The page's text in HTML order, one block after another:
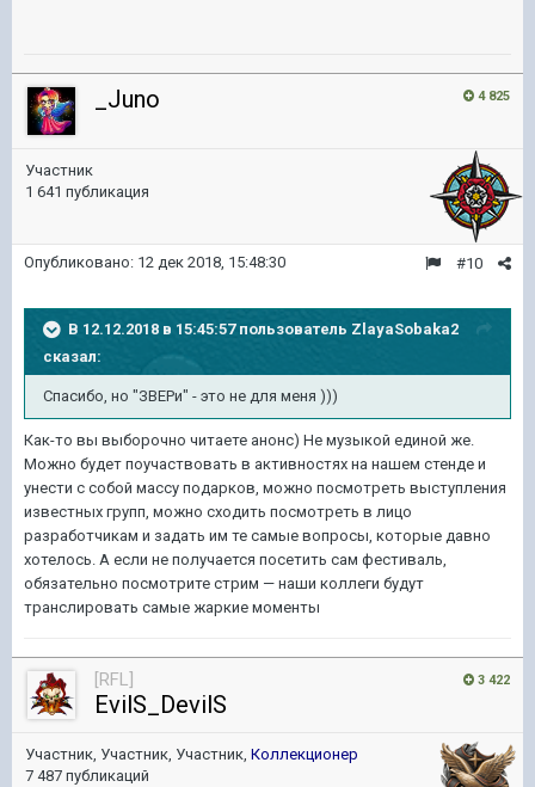
4 825
_Juno
Участник
1 641 публикация
#10
Опубликовано: 12 дек 2018, 15:48:30
В 12.12.2018 в 15:45:57 пользователь ZlayaSobaka2
сказал:
Спасибо, но "ЗВЕРи" - это не для меня )))
Как-то вы выборочно читаете анонс) Не музыкой единой же.
Можно будет поучаствовать в активностях на нашем стенде и
унести с собой массу подарков, можно посмотреть выступления
известных групп, можно сходить посмотреть в лицо
разработчикам и задать им те самые вопросы, которые давно
хотелось. А если не получается посетить сам фестиваль,
обязательно посмотрите стрим — наши коллеги будут
транслировать самые жаркие моменты
3 422
[RFL]
EvilS_DevilS
Участник, Участник, Участник, Коллекционер
7 487 публикаций